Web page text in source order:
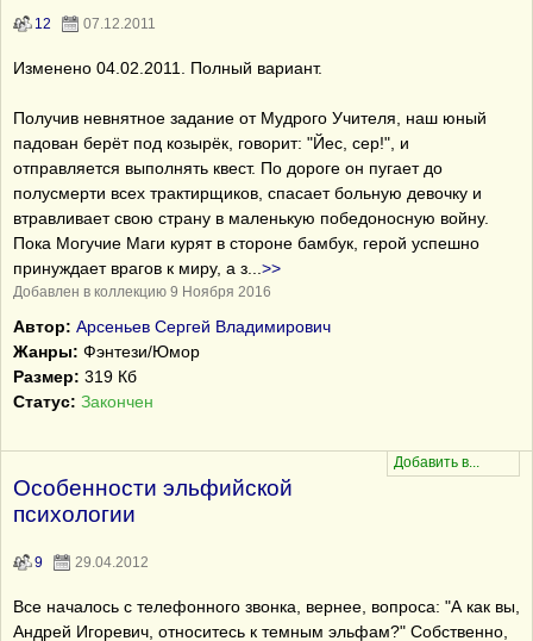
12 07.12.2011
Изменено 04.02.2011. Полный вариант.
Получив невнятное задание от Мудрого Учителя, наш юный
падован берёт под козырёк, говорит: "Йес, сер!", и
отправляется выполнять квест. По дороге он пугает до
полусмерти всех трактирщиков, спасает больную девочку и
втравливает свою страну в маленькую победоносную войну.
Пока Могучие Маги курят в стороне бамбук, герой успешно
принуждает врагов к миру, а з
>>
Добавлен в коллекцию 9 Ноября 2016
Автор: Арсеньев Сергей Владимирович
Жанры: Фэнтези/Юмор
Размер: 319 Кб
Статус: Закончен
Особенности эльфийской
психологии
9 29.04.2012
Все началось с телефонного звонка, вернее, вопроса: "А как вы,
Андрей Игоревич, относитесь к темным эльфам?" Собственно,